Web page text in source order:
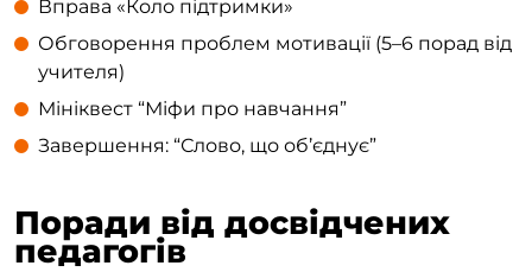
Вправа «Коло підтримки»
Обговорення проблем мотивації (5–6 порад від
учителя)
Мініквест “Міфи про навчання”
Завершення: “Слово, що об’єднує”
Поради від досвідчених
педагогів